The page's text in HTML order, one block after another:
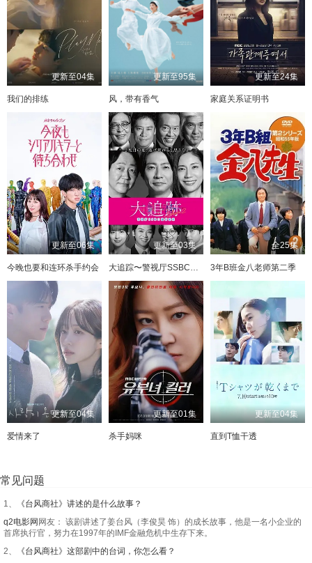
更新至04集
我们的排练
更新至95集
风，带有香气
更新至24集
家庭关系证明书
更新至06集
今晚也要和连环杀手约会
更新至03集
大追踪〜警视厅SSBC强行犯系〜 第二季
全25集
3年B班金八老师第二季
更新至04集
爱情来了
更新至01集
杀手妈咪
更新至04集
直到T恤干透
常见问题
1、
《台风商社》讲述的是什么故事？
q2电影网网友： 该剧讲述了姜台风（李俊昊 饰）的成长故事，他是一名小企业的
首席执行官，努力在1997年的IMF金融危机中生存下来。
2、
《台风商社》这部剧中的台词，你怎么看？